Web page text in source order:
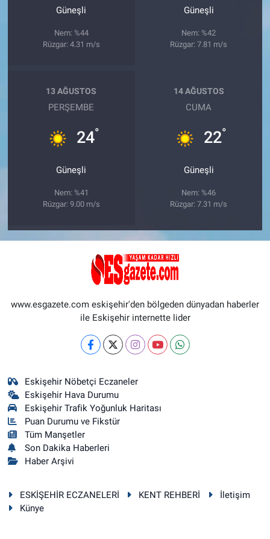
Güneşli
Nem: %44
Rüzgar: 4.31 m/s
Güneşli
Nem: %42
Rüzgar: 7.81 m/s
13 AĞUSTOS
PERŞEMBE
24°
Güneşli
Nem: %41
Rüzgar: 9.00 m/s
14 AĞUSTOS
CUMA
22°
Güneşli
Nem: %46
Rüzgar: 7.31 m/s
www.esgazete.com eskişehir'den bölgeden dünyadan haberler
ile Eskişehir internette lider
Eskişehir Nöbetçi Eczaneler
Eskişehir Hava Durumu
Eskişehir Trafik Yoğunluk Haritası
Puan Durumu ve Fikstür
Tüm Manşetler
Son Dakika Haberleri
Haber Arşivi
ESKİŞEHİR ECZANELERİ KENT REHBERİ
İletişim
Künye